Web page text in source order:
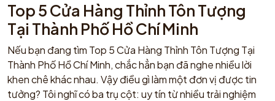
Top 5 Cửa Hàng Thỉnh Tôn Tượng
Tại Thành Phố Hồ Chí Minh
Nếu bạn đang tìm Top 5 Cửa Hàng Thỉnh Tôn Tượng Tại
Thành Phố Hồ Chí Minh, chắc hẳn bạn đã nghe nhiều lời
khen chê khác nhau. Vậy điều gì làm một đơn vị được tin
tưởng? Tôi nghĩ có ba trụ cột: uy tín từ nhiều trải nghiệm